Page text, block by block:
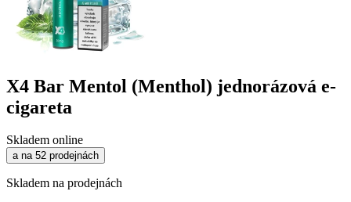
X4 Bar Mentol (Menthol) jednorázová e-
cigareta
Skladem online
a na 52 prodejnách
Skladem na prodejnách